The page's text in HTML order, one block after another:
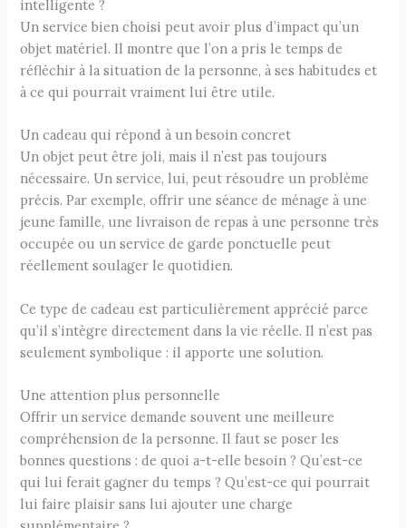
intelligente ?
Un service bien choisi peut avoir plus d’impact qu’un
objet matériel. Il montre que l’on a pris le temps de
réfléchir à la situation de la personne, à ses habitudes et
à ce qui pourrait vraiment lui être utile.
Un cadeau qui répond à un besoin concret
Un objet peut être joli, mais il n’est pas toujours
nécessaire. Un service, lui, peut résoudre un problème
précis. Par exemple, offrir une séance de ménage à une
jeune famille, une livraison de repas à une personne très
occupée ou un service de garde ponctuelle peut
réellement soulager le quotidien.
Ce type de cadeau est particulièrement apprécié parce
qu’il s’intègre directement dans la vie réelle. Il n’est pas
seulement symbolique : il apporte une solution.
Une attention plus personnelle
Offrir un service demande souvent une meilleure
compréhension de la personne. Il faut se poser les
bonnes questions : de quoi a-t-elle besoin ? Qu’est-ce
qui lui ferait gagner du temps ? Qu’est-ce qui pourrait
lui faire plaisir sans lui ajouter une charge